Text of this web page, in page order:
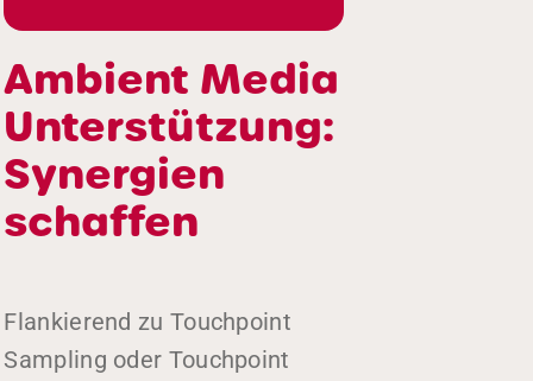
Ambient Media
Unterstützung:
Synergien
schaffen
Flankierend zu Touchpoint
Sampling oder Touchpoint
Über uns
Leistungen